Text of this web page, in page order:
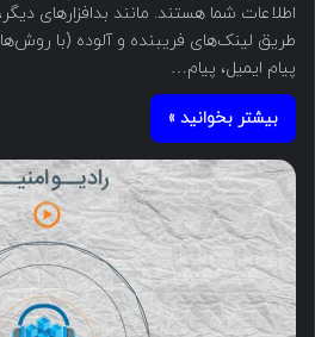
اطلاعات شما هستند. مانند بدافزارهای
طریق لینک‌های فریبنده و آلوده (با
پیام ایمیل، پیام…
بیشتر بخوانید »